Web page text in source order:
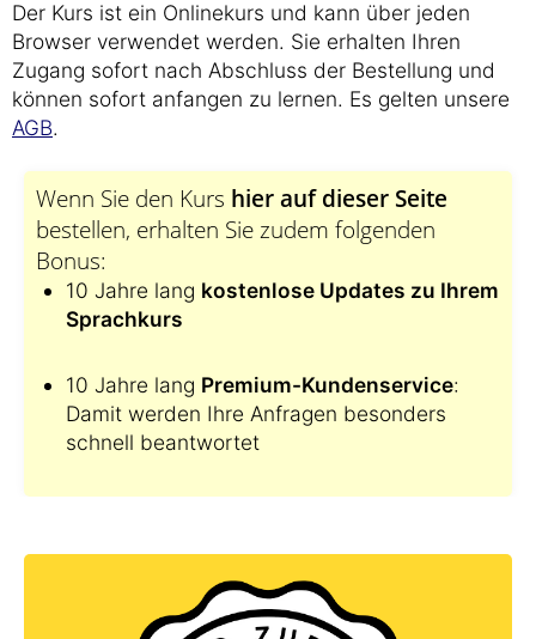
Der Kurs ist ein Onlinekurs und kann über jeden
Browser verwendet werden. Sie erhalten Ihren
Zugang sofort nach Abschluss der Bestellung und
können sofort anfangen zu lernen. Es gelten unsere
AGB.
Wenn Sie den Kurs hier auf dieser Seite
bestellen, erhalten Sie zudem folgenden
Bonus:
10 Jahre lang kostenlose Updates zu Ihrem
Sprachkurs
10 Jahre lang Premium-Kundenservice:
Damit werden Ihre Anfragen besonders
schnell beantwortet